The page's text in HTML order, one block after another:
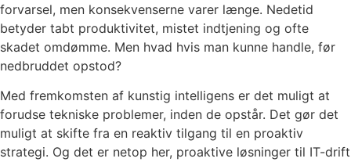
forvarsel, men konsekvenserne varer længe. Nedetid
betyder tabt produktivitet, mistet indtjening og ofte
skadet omdømme. Men hvad hvis man kunne handle, før
nedbruddet opstod?
Med fremkomsten af kunstig intelligens er det muligt at
forudse tekniske problemer, inden de opstår. Det gør det
muligt at skifte fra en reaktiv tilgang til en proaktiv
strategi. Og det er netop her, proaktive løsninger til IT-drift